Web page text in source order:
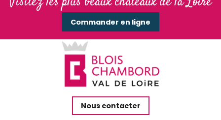
Commander en ligne
Nous contacter